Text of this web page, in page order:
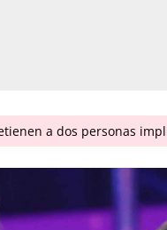
a dos personas